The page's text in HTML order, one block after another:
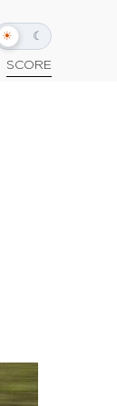
☀ ☾
Alternar
escuro
SCORE